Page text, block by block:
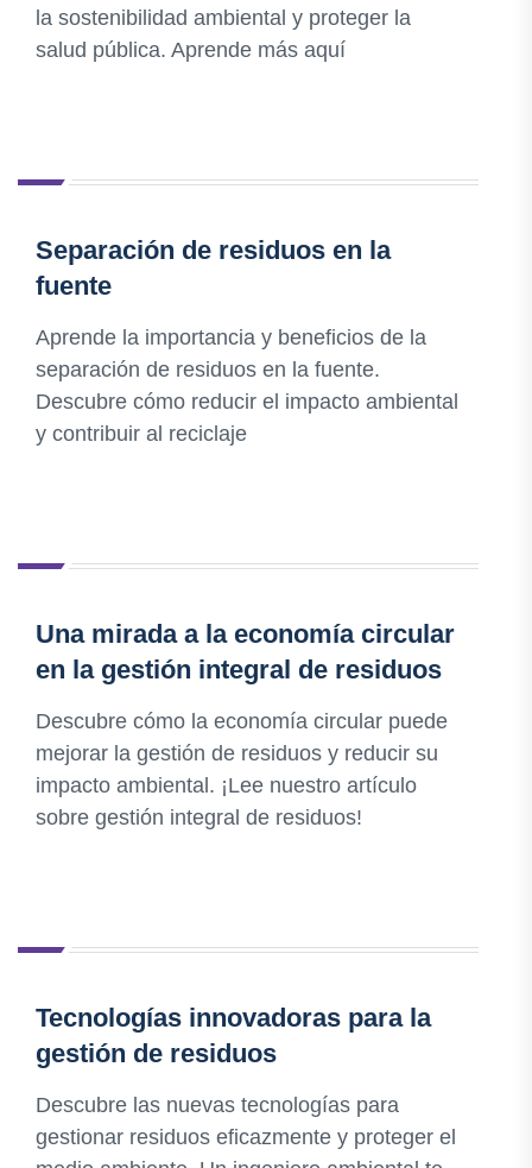
la sostenibilidad ambiental y proteger la
salud pública. Aprende más aquí
Separación de residuos en la
fuente
Aprende la importancia y beneficios de la
separación de residuos en la fuente.
Descubre cómo reducir el impacto ambiental
y contribuir al reciclaje
Una mirada a la economía circular
en la gestión integral de residuos
Descubre cómo la economía circular puede
mejorar la gestión de residuos y reducir su
impacto ambiental. ¡Lee nuestro artículo
sobre gestión integral de residuos!
Tecnologías innovadoras para la
gestión de residuos
Descubre las nuevas tecnologías para
gestionar residuos eficazmente y proteger el